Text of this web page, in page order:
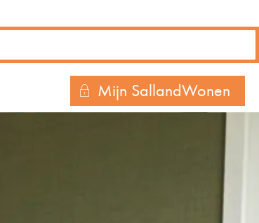
Mijn SallandWonen